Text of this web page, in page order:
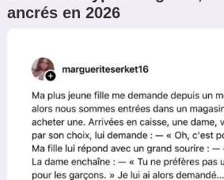
ancrés en 2026